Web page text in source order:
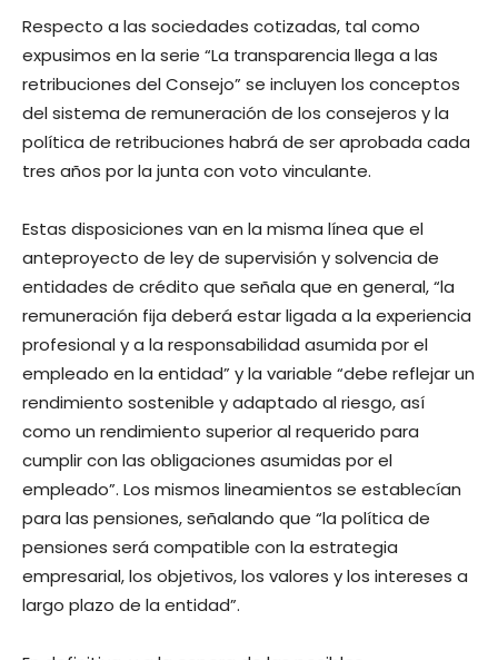
Respecto a las sociedades cotizadas, tal como
expusimos en la serie “La transparencia llega a las
retribuciones del Consejo” se incluyen los conceptos
del sistema de remuneración de los consejeros y la
política de retribuciones habrá de ser aprobada cada
tres años por la junta con voto vinculante.
Estas disposiciones van en la misma línea que el
anteproyecto de ley de supervisión y solvencia de
entidades de crédito que señala que en general, “la
remuneración fija deberá estar ligada a la experiencia
profesional y a la responsabilidad asumida por el
empleado en la entidad” y la variable “debe reflejar un
rendimiento sostenible y adaptado al riesgo, así
como un rendimiento superior al requerido para
cumplir con las obligaciones asumidas por el
empleado”. Los mismos lineamientos se establecían
para las pensiones, señalando que “la política de
pensiones será compatible con la estrategia
empresarial, los objetivos, los valores y los intereses a
largo plazo de la entidad”.